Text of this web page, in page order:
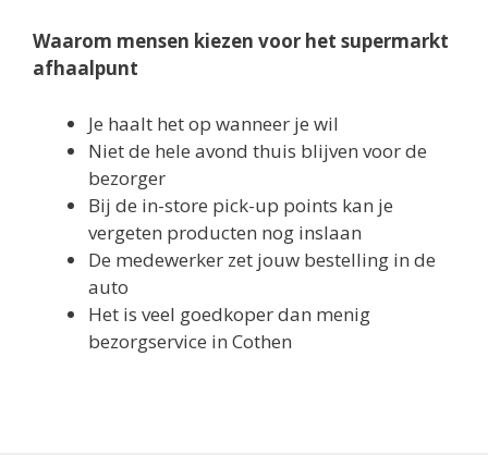
Waarom mensen kiezen voor het supermarkt
afhaalpunt
Je haalt het op wanneer je wil
Niet de hele avond thuis blijven voor de
bezorger
Bij de in-store pick-up points kan je
vergeten producten nog inslaan
De medewerker zet jouw bestelling in de
auto
Het is veel goedkoper dan menig
bezorgservice in Cothen